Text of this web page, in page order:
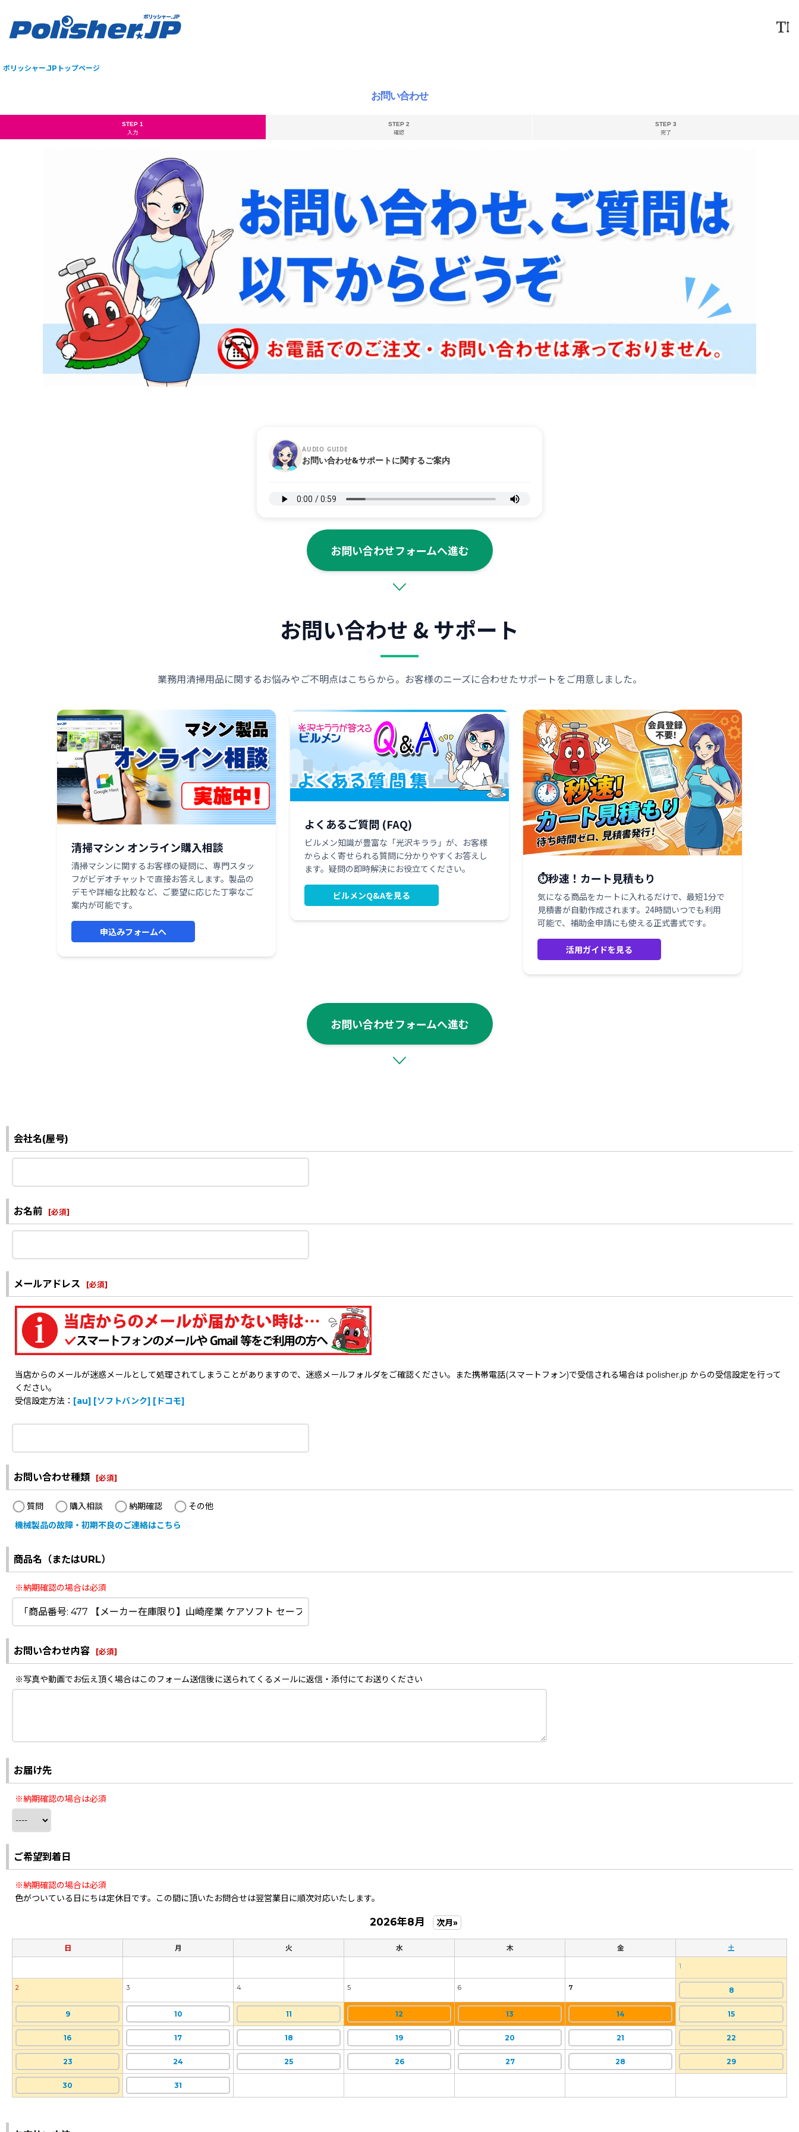
ポリッシャー.JPトップページ
お問い合わせ
STEP 1
入力
STEP 2
確認
STEP 3
完了
AUDIO GUIDE
お問い合わせ&サポートに関するご案内
お問い合わせフォームへ進む
お問い合わせ & サポート
業務用清掃用品に関するお悩みやご不明点はこちらから。お客様のニーズに合わせたサポートをご用意しました。
清掃マシン オンライン購入相談
清掃マシンに関するお客様の疑問に、専門スタッ
フがビデオチャットで直接お答えします。製品の
デモや詳細な比較など、ご要望に応じた丁寧なご
案内が可能です。
申込みフォームへ
よくあるご質問 (FAQ)
ビルメン知識が豊富な「光沢キララ」が、お客様
からよく寄せられる質問に分かりやすくお答えし
ます。疑問の即時解決にお役立てください。
ビルメンQ&Aを見る
⏱️秒速！カート見積もり
気になる商品をカートに入れるだけで、最短1分で
見積書が自動作成されます。24時間いつでも利用
可能で、補助金申請にも使える正式書式です。
活用ガイドを見る
お問い合わせフォームへ進む
会社名(屋号)
お名前 [必須]
メールアドレス [必須]
当店からのメールが迷惑メールとして処理されてしまうことがありますので、迷惑メールフォルダをご確認ください。また携帯電話(スマートフォン)で受信される場合は polisher.jp からの受信設定を行って
ください。
受信設定方法： [au] [ソフトバンク] [ドコモ]
お問い合わせ種類 [必須]
質問 購入相談 納期確認
その他
機械製品の故障・初期不良のご連絡はこちら
商品名（またはURL）
※納期確認の場合は必須
お問い合わせ内容 [必須]
※写真や動画でお伝え頂く場合はこのフォーム送信後に送られてくるメールに返信・添付にてお送りください
お届け先
※納期確認の場合は必須
ご希望到着日
※納期確認の場合は必須
色がついている日にちは定休日です。この間に頂いたお問合せは翌営業日に順次対応いたします。
2026年8月 次月»
日 月 火 水 木 金 土
1
2 3 4 5 6 7 8
9 10 11 12 13 14 15
16 17 18 19 20 21 22
23 24 25 26 27 28 29
30 31